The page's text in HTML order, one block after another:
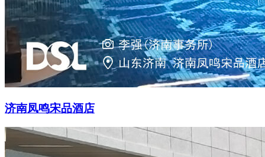
济南凤鸣宋品酒店